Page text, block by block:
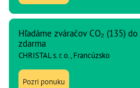
Hľadáme zváračov CO₂ (135)
zdarma
CHRISTAL s. r. o., Francúzsko
Pozri ponuku